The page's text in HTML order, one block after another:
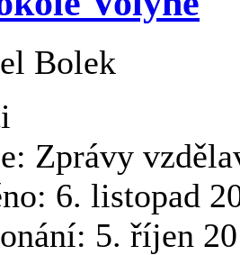
Bolek
Zprávy
6. listopad
5. říjen